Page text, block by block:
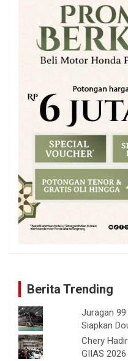
Berita Trending
Juragan
Siapkan
Chery
GIIAS 2026